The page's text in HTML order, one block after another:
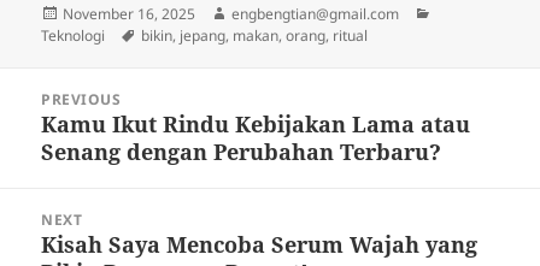
Posted
on
November 16, 2025 Author
engbengtian@gmail.com
Teknologi
Tags
bikin, jepang, makan,orang, ritual
navigation
PREVIOUS
Previous
post:
Kamu Ikut Rindu Kebijakan Lama atau
Senang dengan Perubahan Terbaru?
NEXT
Next
Kisah Saya Mencoba Serum Wajah yang